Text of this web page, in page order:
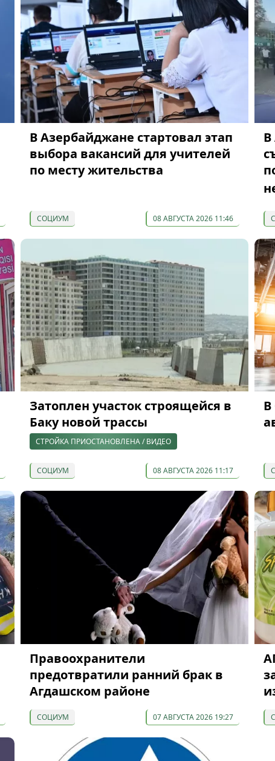
В Азербайджане стартовал этап
выбора вакансий для учителей
по месту жительства
СОЦИУМ 08 АВГУСТА 2026 11:46
В
Затоплен участок строящейся в
Баку новой трассы
СТРОЙКА ПРИОСТАНОВЛЕНА / ВИДЕО
СОЦИУМ 08 АВГУСТА 2026 11:17
В
Правоохранители
предотвратили ранний брак в
Агдашском районе
СОЦИУМ 07 АВГУСТА 2026 19:27